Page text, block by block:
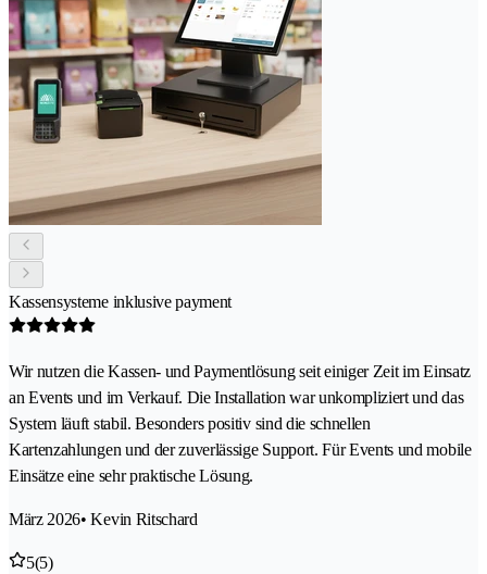
Kassensysteme inklusive payment
Wir nutzen die Kassen- und Paymentlösung seit einiger Zeit im Einsatz
an Events und im Verkauf. Die Installation war unkompliziert und das
System läuft stabil. Besonders positiv sind die schnellen
Kartenzahlungen und der zuverlässige Support. Für Events und mobile
Einsätze eine sehr praktische Lösung.
März 2026• Kevin Ritschard
5(5)